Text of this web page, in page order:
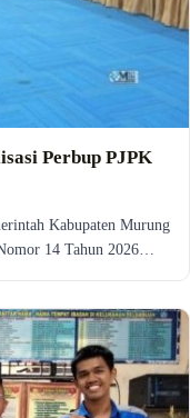
Perbup PJPK
Kabupaten Murung
14 Tahun 2026…